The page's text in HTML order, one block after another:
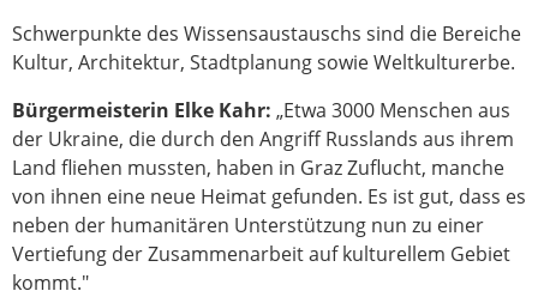
Schwerpunkte des Wissensaustauschs sind die Bereiche
Kultur, Architektur, Stadtplanung sowie Weltkulturerbe.
Bürgermeisterin Elke Kahr: „Etwa 3000 Menschen aus
der Ukraine, die durch den Angriff Russlands aus ihrem
Land fliehen mussten, haben in Graz Zuflucht, manche
von ihnen eine neue Heimat gefunden. Es ist gut, dass es
neben der humanitären Unterstützung nun zu einer
Vertiefung der Zusammenarbeit auf kulturellem Gebiet
kommt."